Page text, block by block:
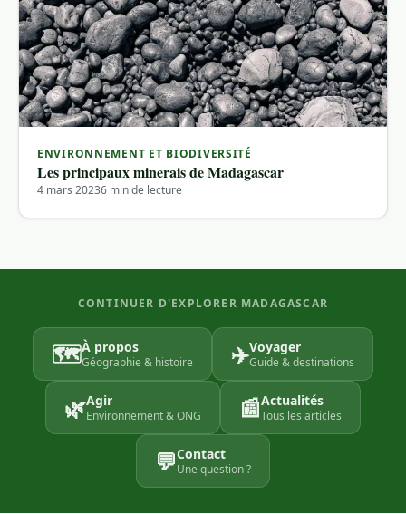
ENVIRONNEMENT ET BIODIVERSITÉ
Les principaux minerais de Madagascar
4 mars 20236 min de lecture
CONTINUER D'EXPLORER MADAGASCAR
🗺️À propos
Géographie & histoire ✈️Voyager
Guide & destinations
🌿Agir
Environnement & ONG 📰Actualités
Tous les articles
💬Contact
Une question ?